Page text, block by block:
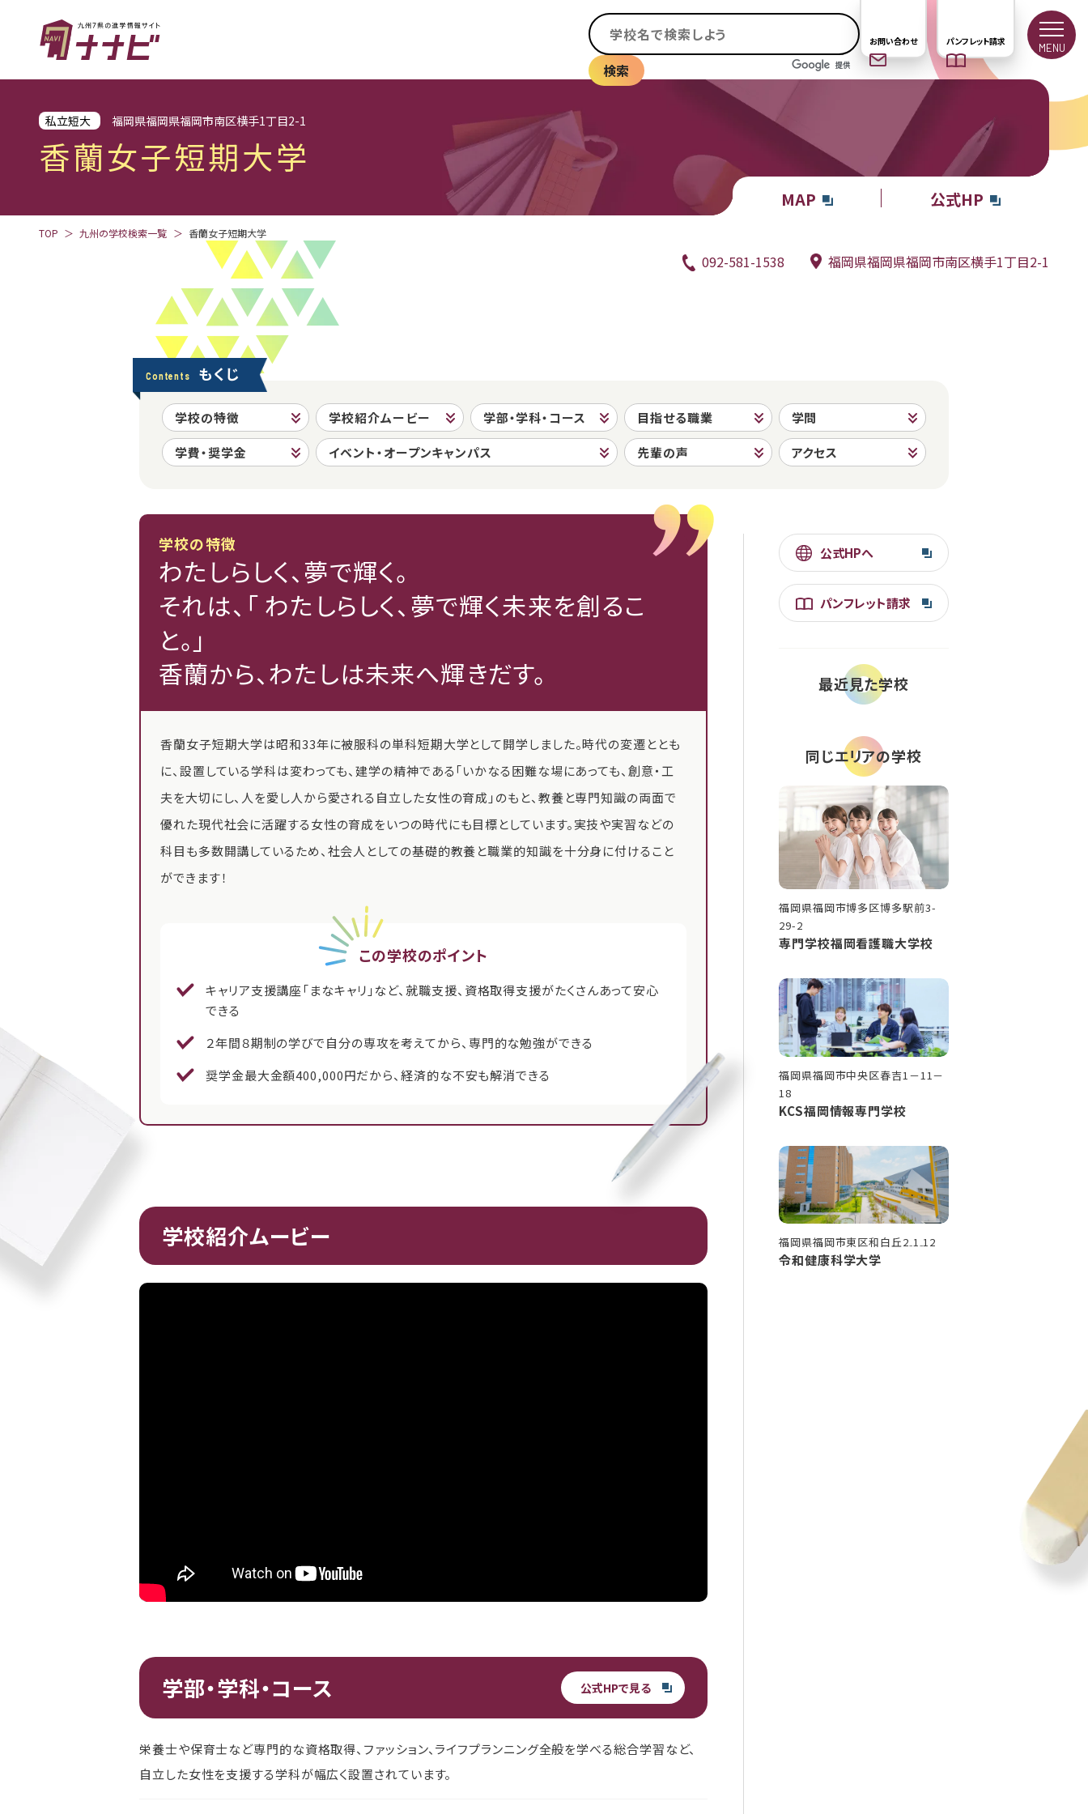
検索
お問い合わせ パンフレット請求
私立短大 福岡県福岡県福岡市南区横手1丁目2-1
香蘭女子短期大学
MAP 公式HP
TOP 九州の学校検索一覧 香蘭女子短期大学
092-581-1538 福岡県福岡県福岡市南区横手1丁目2-1
Contents もくじ
学校の特徴 学校紹介ムービー 学部・学科・コース 目指せる職業 学問
学費・奨学金 イベント・オープンキャンパス 先輩の声 アクセス
学校の特徴
わたしらしく、夢で輝く。
それは、「 わたしらしく、夢で輝く未来を創るこ
と。」
香蘭から、わたしは未来へ輝きだす。
香蘭女子短期大学は昭和33年に被服科の単科短期大学として開学しました。時代の変遷ととも
に、設置している学科は変わっても、建学の精神である「いかなる困難な場にあっても、創意・工
夫を大切にし、人を愛し人から愛される自立した女性の育成」のもと、教養と専門知識の両面で
優れた現代社会に活躍する女性の育成をいつの時代にも目標としています。実技や実習などの
科目も多数開講しているため、社会人としての基礎的教養と職業的知識を十分身に付けること
ができます！
この学校のポイント
キャリア支援講座「まなキャリ」など、就職支援、資格取得支援がたくさんあって安心
できる
２年間８期制の学びで自分の専攻を考えてから、専門的な勉強ができる
奨学金最大金額400,000円だから、経済的な不安も解消できる
学校紹介ムービー
学部・学科・コース 公式HPで見る
栄養士や保育士など専門的な資格取得、ファッション、ライフプランニング全般を学べる総合学習など、
自立した女性を支援する学科が幅広く設置されています。
公式HPへ
パンフレット請求
最近見た学校
同じエリアの学校
福岡県福岡市博多区博多駅前3-
29-2
専門学校福岡看護職大学校
福岡県福岡市中央区春吉1－11－
18
KCS福岡情報専門学校
福岡県福岡市東区和白丘2₋1₋12
令和健康科学大学
MENU